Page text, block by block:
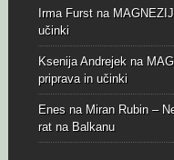
Irma Furstna
učinki
Ksenija Andrejekna
priprava in učinki
Enesna Miran Rubin –
rat na Balkanu